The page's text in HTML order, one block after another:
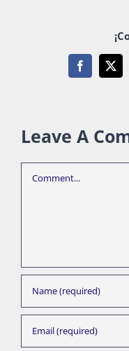
Facebook
X
Leave A
Comment